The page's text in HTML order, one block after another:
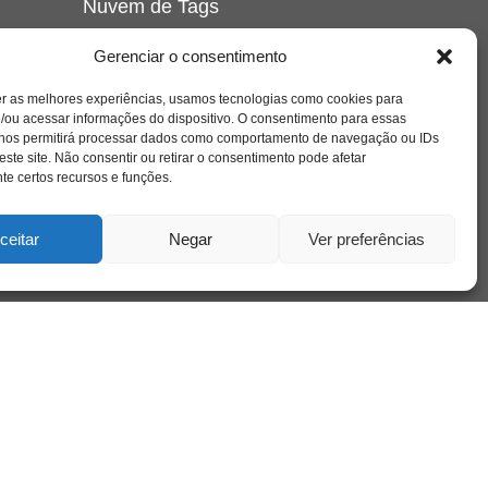
Gerenciar o consentimento
as melhores experiências, usamos tecnologias como cookies para
ou acessar informações do dispositivo. O consentimento para essas
permitirá processar dados como comportamento de navegação ou IDs
site. Não consentir ou retirar o consentimento pode afetar
certos recursos e funções.
Negar Ver preferências
Nuvem de Tags
crianca cuidado cultura depressao
educação família filme
freud infância insight jung liberdade livro
loucura luto maternidade
psicologia relato